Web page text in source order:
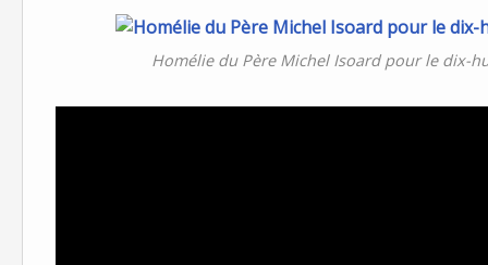
Homélie du Père Michel Isoard pour le dix-